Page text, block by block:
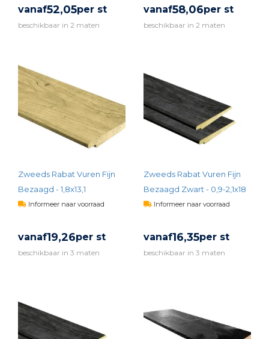
vanaf52,05per st
beschikbaar in 2 maten
vanaf58,06per st
beschikbaar in 2 maten
Zweeds Rabat Vuren Fijn
Bezaagd - 1,8x13,1
Informeer naar voorraad
vanaf19,26per st
beschikbaar in 3 maten
Zweeds Rabat Vuren Fijn
Bezaagd Zwart - 0,9-2,1x18
Informeer naar voorraad
vanaf16,35per st
beschikbaar in 3 maten